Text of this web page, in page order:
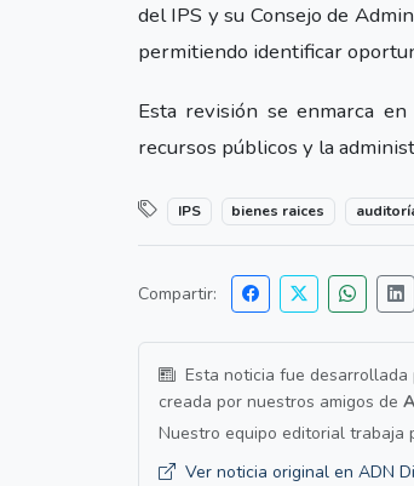
del IPS y su Consejo de
permitiendo identificar
Esta revisión se enmarca
recursos públicos y la
IPS bienes raices
Compartir:
Esta noticia fue
creada por nuestros amigos de
Nuestro equipo editorial trabaja
Ver noticia original en ADN